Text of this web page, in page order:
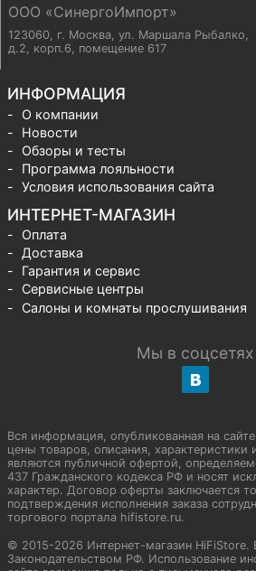
ООО «СинергоИмпорт»
123060, г. Москва, ул. Маршала Рыбалко,
д.2, корп.6, помещение 617
ИНФОРМАЦИЯ
О компании
Новости
Обзоры и тесты
Программа лояльности
Условия использования сайта
ИНТЕРНЕТ-МАГАЗИН
Оплата
Доставка
Гарантия и сервис
Сервисные центры
Салоны и комнаты прослушивания
Мы в соцсетях
Вся информация, опубликованная на
цены товаров, описания, характеристики
являются публичной офертой,
437 Гражданского кодекса РФ и носят
характер. Договор оферты заключается
подтверждения исполнения заказа
торгового портала hifistore.ru.
© 2015-2026 Интернет-магазин HiFiStore.
Законодательством РФ. Использование